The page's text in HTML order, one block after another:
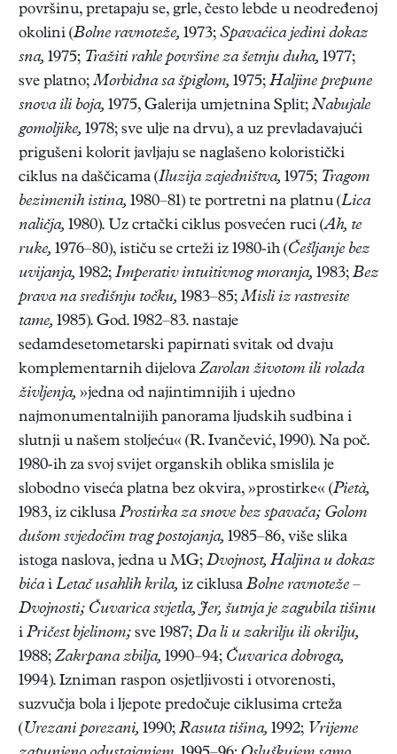
površinu, pretapaju se, grle, često lebde u neodređenoj
okolini (Bolne ravnoteže, 1973; Spavaćica jedini dokaz
sna, 1975; Tražiti rahle površine za šetnju duha, 1977;
sve platno;Morbidna sa špiglom, 1975; Haljine prepune
snova ili boja, 1975, Galerija umjetnina Split; Nabujale
gomoljike, 1978; sve ulje na drvu), a uz prevladavajući
prigušeni kolorit javljaju se naglašeno koloristički
ciklus na daščicama (Iluzija zajedništva, 1975; Tragom
bezimenih istina, 1980–81) te portretni na platnu (Lica
naličja, 1980). Uz crtački ciklus posvećen ruci (Ah, te
ruke, 1976–80), ističu se crteži iz 1980-ih (Češljanje bez
uvijanja, 1982; Imperativ intuitivnog moranja, 1983; Bez
prava na središnju točku, 1983–85;Misli iz rastresite
tame, 1985). God. 1982–83. nastaje
sedamdesetometarski papirnati svitak od dvaju
komplementarnih dijelova Zarolan životom ili rolada
življenja, »jedna od najintimnijih i ujedno
najmonumentalnijih panorama ljudskih sudbina i
slutnji u našem stoljeću« (R. Ivančević, 1990). Na poč.
1980-ih za svoj svijet organskih oblika smislila je
slobodno viseća platna bez okvira, »prostirke« (Pietà,
1983, iz ciklusa Prostirka za snove bez spavača; Golom
dušom svjedočim trag postojanja, 1985–86, više slika
istoga naslova, jedna u MG; Dvojnost, Haljina u dokaz
bićai Letač usahlih krila, iz ciklusa Bolne ravnoteže –
Dvojnosti; Čuvarica svjetla, Jer, šutnja je zagubila tišinu
i Pričest bjelinom; sve 1987; Da li u zakrilju ili okrilju,
1988; Zakrpana zbilja, 1990–94; Čuvarica dobroga,
1994). Izniman raspon osjetljivosti i otvorenosti,
suzvučja bola i ljepote predočuje ciklusima crteža
(Urezani porezani, 1990; Rasuta tišina, 1992; Vrijeme